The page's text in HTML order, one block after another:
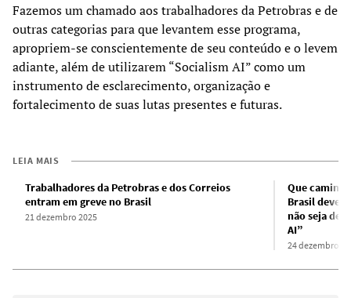
Fazemos um chamado aos trabalhadores da Petrobras e de
outras categorias para que levantem esse programa,
apropriem-se conscientemente de seu conteúdo e o levem
adiante, além de utilizarem “Socialism AI” como um
instrumento de esclarecimento, organização e
fortalecimento de suas lutas presentes e futuras.
LEIA MAIS
Trabalhadores da Petrobras e dos Correios
entram em greve no Brasil
21 dezembro 2025
Que
Brasil
não seja
AI”
24 dezembro